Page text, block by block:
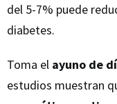
del 5-7% puede
diabetes.
Toma el ayuno de
estudios muestran